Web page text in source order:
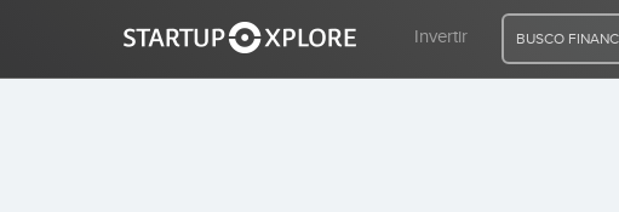
Invertir BUSCO